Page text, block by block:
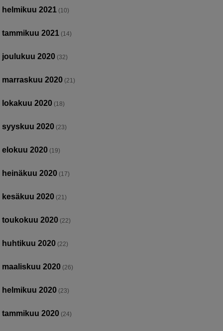
helmikuu 2021 (10)
tammikuu 2021 (14)
joulukuu 2020 (32)
marraskuu 2020 (21)
lokakuu 2020 (18)
syyskuu 2020 (23)
elokuu 2020 (19)
heinäkuu 2020 (17)
kesäkuu 2020 (21)
toukokuu 2020 (22)
huhtikuu 2020 (22)
maaliskuu 2020 (26)
helmikuu 2020 (23)
tammikuu 2020 (24)